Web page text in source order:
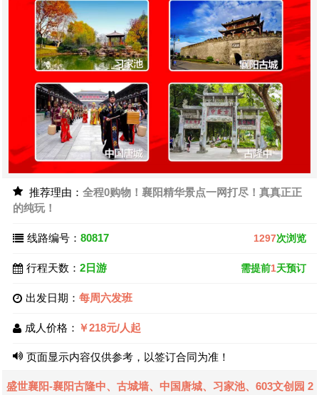
推荐理由： 全程0购物！襄阳精华景点一网打尽！真真正正
的纯玩！
线路编号： 80817 1297次浏览
行程天数： 2日游 需提前1天预订
出发日期： 每周六发班
成人价格： ￥218元/人起
页面显示内容仅供参考，以签订合同为准！
盛世襄阳-襄阳古隆中、古城墙、中国唐城、习家池、603文创园 2